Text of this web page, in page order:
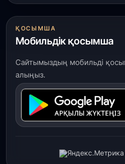
ҚОСЫМША
Мобильдік қосымша
Сайтымыздың мобильді
алыңыз.